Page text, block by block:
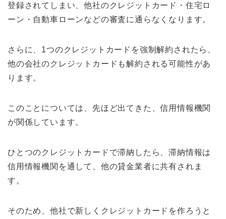
登録されてしまい、他社のクレジットカード・住宅ロ
ーン・自動車ローンなどの審査に通らなくなります。
さらに、1つのクレジットカードを強制解約されたら、
他の会社のクレジットカードも解約される可能性があ
ります。
このことについては、先ほど出てきた、信用情報機関
が関係しています。
ひとつのクレジットカードで滞納したら、滞納情報は
信用情報機関を通して、他の貸金業者に共有されま
す。
そのため、他社で新しくクレジットカードを作ろうと